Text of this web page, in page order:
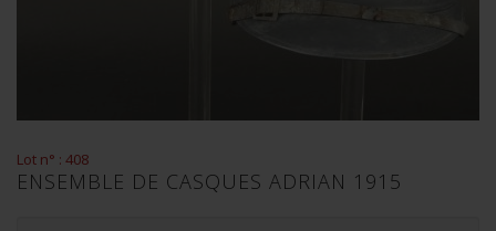
Lot n° : 408
ENSEMBLE DE CASQUES ADRIAN 1915